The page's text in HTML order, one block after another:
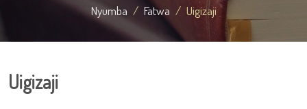
Nyumba Fatwa Uigizaji
Uigizaji